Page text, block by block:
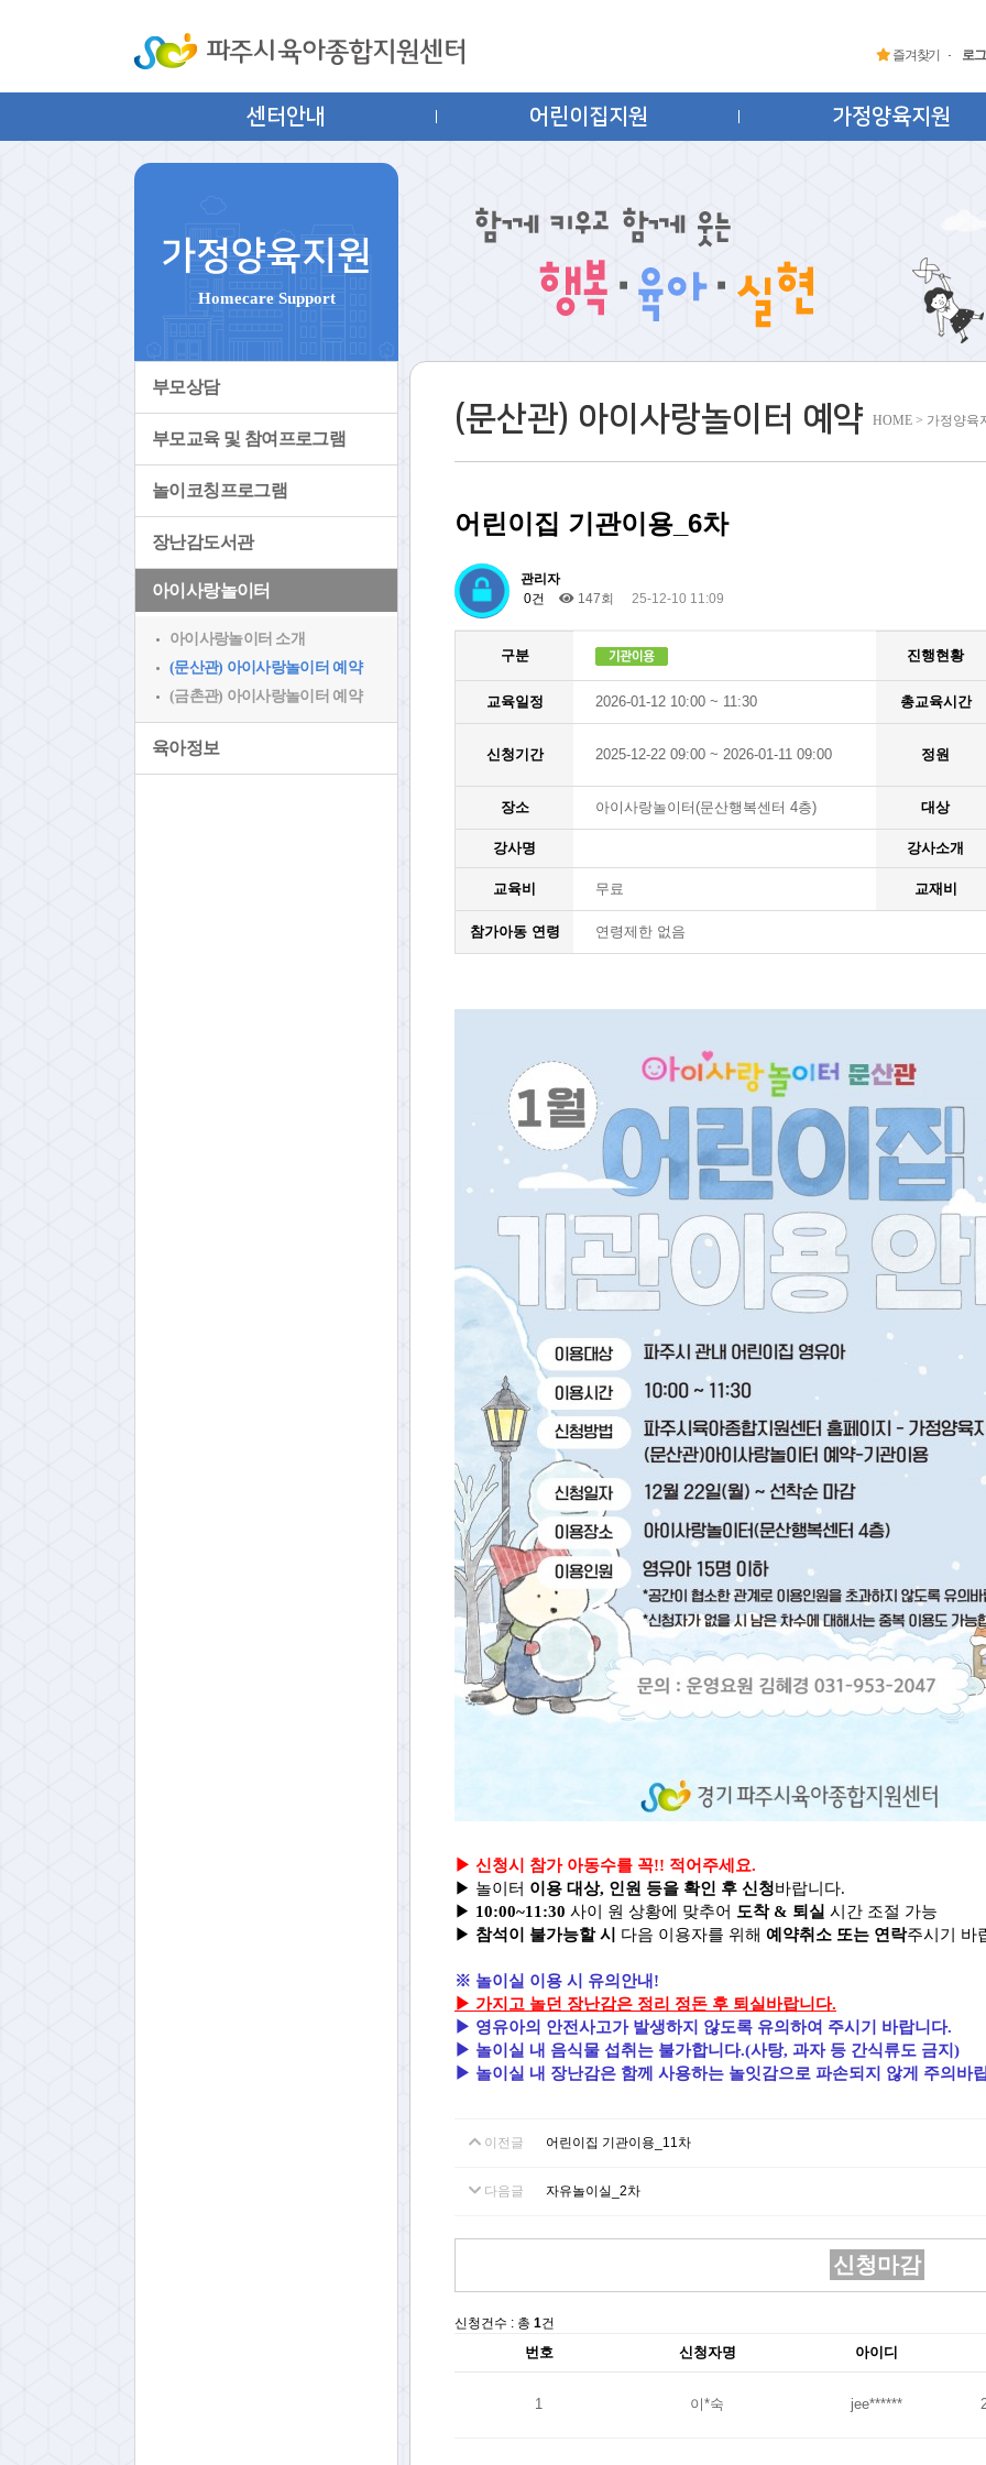
즐겨찾기 로
센터안내 어린이집지원 가정양육지원
가정양육지원
Homecare Support
부모상담
부모교육 및 참여프로그램
놀이코칭프로그램
장난감도서관
아이사랑놀이터
아이사랑놀이터 소개
(문산관) 아이사랑놀이터 예약
(금촌관) 아이사랑놀이터 예약
육아정보
(문산관) 아이사랑놀이터 예약 HOME > 가정양육
어린이집 기관이용_6차
관리자
0건
147회 25-12-10 11:09
구분 진행현황
교육일정 2026-01-12 10:00 ~ 11:30 총교육시간
신청기간 2025-12-22 09:00 ~ 2026-01-11 09:00 정원
장소 아이사랑놀이터(문산행복센터 4층) 대상
강사명 강사소개
교육비 무료 교재비
참가아동 연령 연령제한 없음
▶ 신청시 참가 아동수를 꼭!! 적어주세요.
▶ 놀이터 이용 대상, 인원 등을 확인 후 신청바랍니다.
▶ 10:00~11:30 사이 원 상황에 맞추어 도착 & 퇴실 시간 조절 가능
▶ 참석이 불가능할 시 다음 이용자를 위해 예약취소 또는 연락주시기 바
※ 놀이실 이용 시 유의안내!
▶ 가지고 놀던 장난감은 정리 정돈 후 퇴실바랍니다.
▶ 영유아의 안전사고가 발생하지 않도록 유의하여 주시기 바랍니다.
▶ 놀이실 내 음식물 섭취는 불가합니다.(사탕, 과자 등 간식류도 금지)
▶ 놀이실 내 장난감은 함께 사용하는 놀잇감으로 파손되지 않게 주의바
이전글 어린이집 기관이용_11차
다음글 자유놀이실_2차
신청마감
신청건수 : 총 1건
번호 신청자명 아이디
1 이*숙 jee******